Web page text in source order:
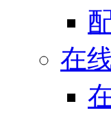
在